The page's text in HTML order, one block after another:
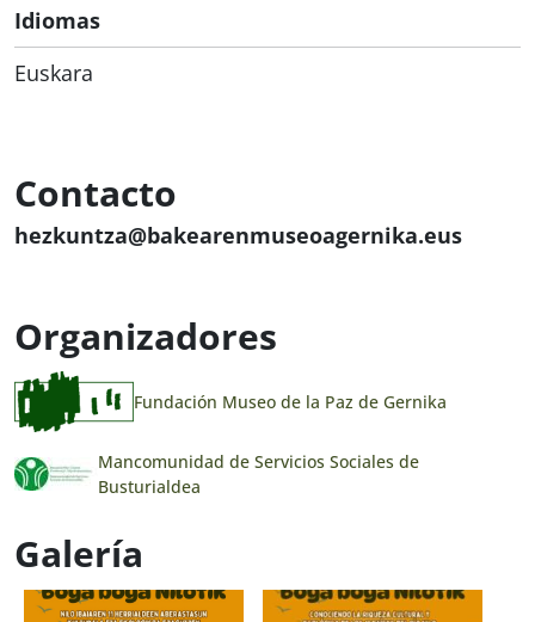
Idiomas
Euskara
Contacto
hezkuntza@bakearenmuseoagernika.eus
Organizadores
Fundación Museo de la Paz de Gernika
Mancomunidad de Servicios Sociales de
Busturialdea
Galería